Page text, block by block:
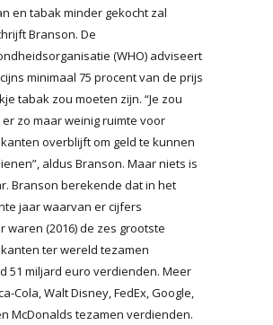
en tabak minder gekocht zal
Branson. De
(WHO) adviseert
minimaal 75 procent van de prijs
tabak zou moeten zijn. “Je zou
zo maar weinig ruimte voor
overblijft om geld te kunnen
aldus Branson. Maar niets is
Branson berekende dat in het
jaar waarvan er cijfers
waren (2016) de zes grootste
ter wereld tezamen
51 miljard euro verdienden. Meer
Cola, Walt Disney, FedEx, Google,
McDonalds tezamen verdienden.